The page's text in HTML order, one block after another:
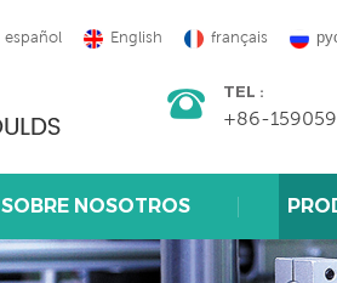
español English français
TEL :
+86-
SOBRE NOSOTROS